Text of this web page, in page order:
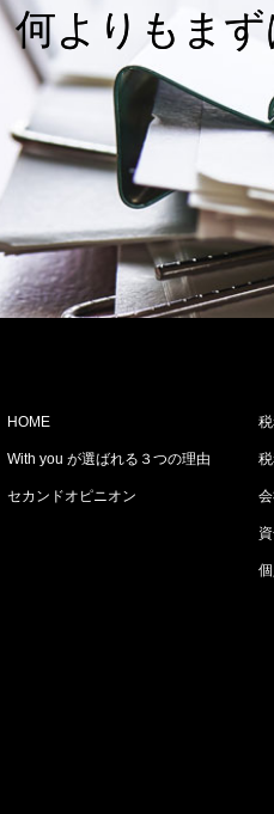
何よりもま
HOME
With you が選ばれる３つの理由
セカンドオピニオン